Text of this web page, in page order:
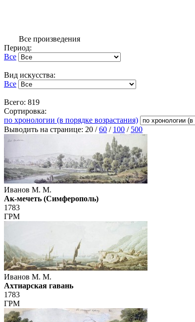
Все произведения
Период:
Все
Вид искусства:
Все
Всего: 819
Сортировка:
по хронологии (в порядке возрастания)
Выводить на странице: 20 /60 / 100 / 500
Иванов М. М.
Ак-мечеть (Симферополь)
1783
ГРМ
Иванов М. М.
Ахтиарская гавань
1783
ГРМ